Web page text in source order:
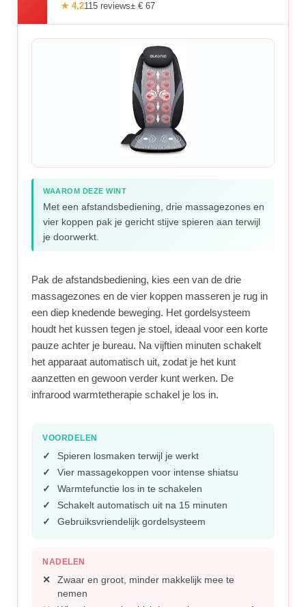
★ 4,2115 reviews± € 67
WAAROM DEZE WINT
Met een afstandsbediening, drie massagezones en
vier koppen pak je gericht stijve spieren aan terwijl
je doorwerkt.
Pak de afstandsbediening, kies een van de drie
massagezones en de vier koppen masseren je rug in
een diep knedende beweging. Het gordelsysteem
houdt het kussen tegen je stoel, ideaal voor een korte
pauze achter je bureau. Na vijftien minuten schakelt
het apparaat automatisch uit, zodat je het kunt
aanzetten en gewoon verder kunt werken. De
infrarood warmtetherapie schakel je los in.
VOORDELEN
Spieren losmaken terwijl je werkt
Vier massagekoppen voor intense shiatsu
Warmtefunctie los in te schakelen
Schakelt automatisch uit na 15 minuten
Gebruiksvriendelijk gordelsysteem
NADELEN
Zwaar en groot, minder makkelijk mee te
nemen